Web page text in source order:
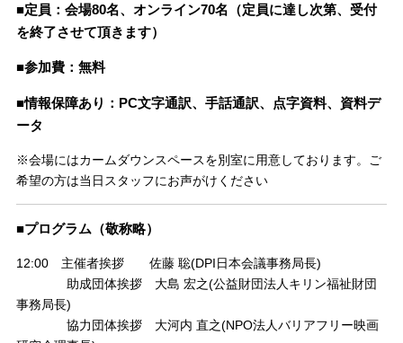
■定員：会場80名、オンライン70名（定員に達し次第、受付
を終了させて頂きます）
■参加費：無料
■情報保障あり：PC文字通訳、手話通訳、点字資料、資料デ
ータ
※会場にはカームダウンスペースを別室に用意しております。ご
希望の方は当日スタッフにお声がけください
■プログラム（敬称略）
12:00 主催者挨拶 佐藤 聡(DPI日本会議事務局長)
助成団体挨拶 大島 宏之(公益財団法人キリン福祉財団
事務局長)
協力団体挨拶 大河内 直之(NPO法人バリアフリー映画